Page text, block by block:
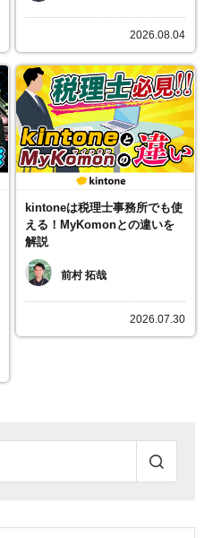
2026.08.04
kintoneは税理士事務所でも使
える！MyKomonとの違いを
解説
前村 拓哉
2026.07.30